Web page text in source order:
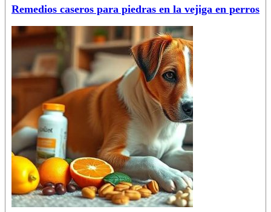
Remedios caseros para piedras en la vejiga en perros